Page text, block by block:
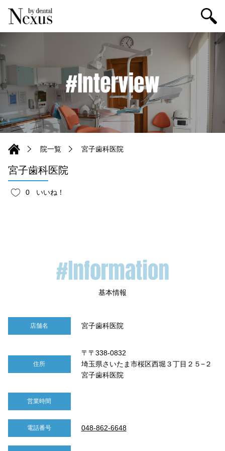
院一覧 宮子歯科医院
宮子歯科医院
0 いいね！
店舗名 宮子歯科医院
住所
〒〒338-0832
埼玉県さいたま市桜区西堀３丁目２５−２
宮子歯科医院
営業時間
電話番号 048-862-6648